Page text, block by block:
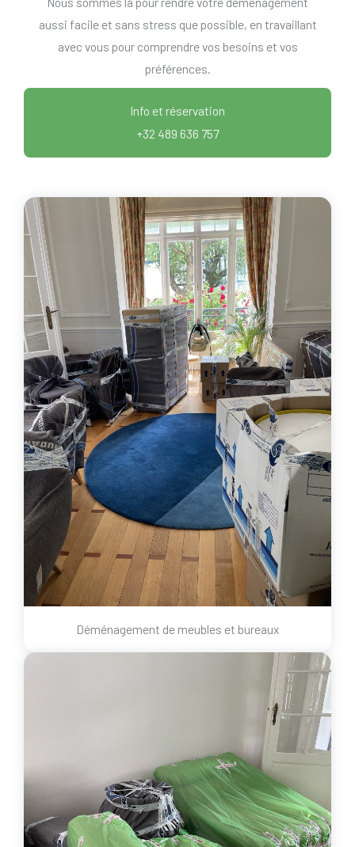
aussi facile et sans stress que possible, en travaillant
avec vous pour comprendre vos besoins et vos
préférences.
Info et réservation
+32 489 636 757
Déménagement de meubles et bureaux